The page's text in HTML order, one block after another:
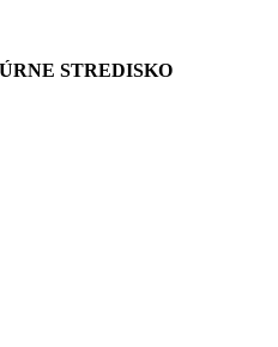
STREDISKO